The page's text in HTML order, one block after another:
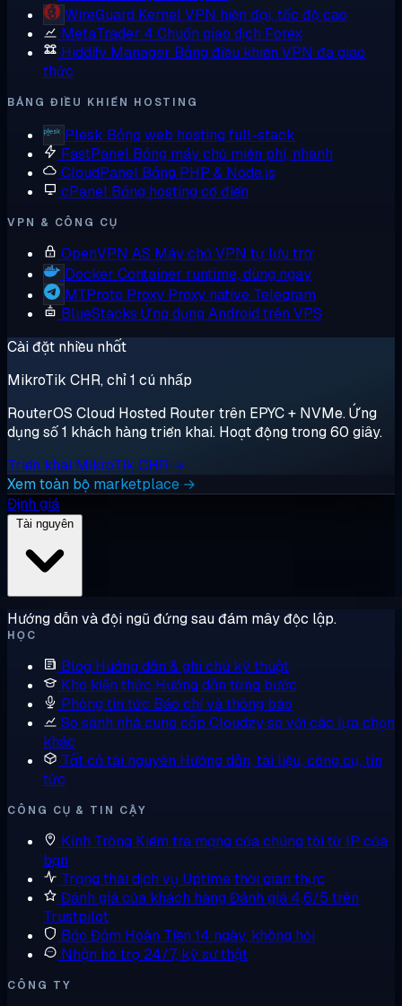
WireGuard Kernel VPN hiện đại, tốc độ cao
MetaTrader 4 Chuẩn giao dịch Forex
Hiddify Manager Bảng điều khiển VPN đa giao
thức
BẢNG ĐIỀU KHIỂN HOSTING
Plesk Bảng web hosting full-stack
FastPanel Bảng máy chủ miễn phí, nhanh
CloudPanel Bảng PHP & Node.js
cPanel Bảng hosting cổ điển
VPN & CÔNG CỤ
OpenVPN AS Máy chủ VPN tự lưu trữ
Docker Container runtime, dùng ngay
MTProto Proxy Proxy native Telegram
BlueStacks Ứng dụng Android trên VPS
Cài đặt nhiều nhất
MikroTik CHR, chỉ 1 cú nhấp
RouterOS Cloud Hosted Router trên EPYC + NVMe. Ứng
dụng số 1 khách hàng triển khai. Hoạt động trong 60 giây.
Triển khai MikroTik CHR →
Xem toàn bộ marketplace →
Định giá
Hướng dẫn và đội ngũ đứng sau đám mây độc lập.
HỌC
Blog Hướng dẫn & ghi chú kỹ thuật
Kho kiến thức Hướng dẫn từng bước
Phòng tin tức Báo chí và thông báo
So sánh nhà cung cấp Cloudzy so với các lựa chọn
khác
Tất cả tài nguyên Hướng dẫn, tài liệu, công cụ, tin
tức
CÔNG CỤ & TIN CẬY
Kính Tròng Kiểm tra mạng của chúng tôi từ IP của
bạn
Trạng thái dịch vụ Uptime thời gian thực
Đánh giá của khách hàng Đánh giá 4,6/5 trên
Trustpilot
Bảo Đảm Hoàn Tiền 14 ngày, không hỏi
Nhận hỗ trợ 24/7, kỹ sư thật
CÔNG TY